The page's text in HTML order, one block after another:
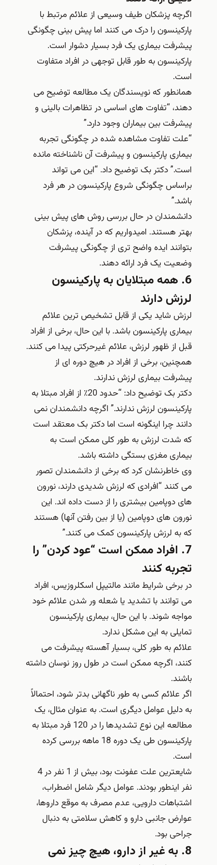
اگرچه پزشکان طیف وسیعی از علائم مرتبط با
پارکینسون را درک می کنند اما پیش بینی چگونگی
پیشرفت بیماری یک فرد بسیار دشوار است.
پارکینسون به طور قابل توجهی در افراد متفاوت
است.
همانطور که نویسندگان یک مطالعه توضیح می
دهند، “تفاوت های اساسی در تظاهرات بالینی و
پیشرفت بین بیماران وجود دارد.”
“علت تفاوت مشاهده شده در چگونگی تجربه
بیماری پارکینسون و پیشرفت آن ناشناخته مانده
است.” دکتر بک توضیح داد. “این می تواند
براساس چگونگی شروع پارکینسون در هر فرد
باشد.”
دانشمندان در حال بررسی روش های پیش بینی
بهتر هستند. امیدواریم که در آینده، پزشکان
بتوانند ایده واضح تری از چگونگی پیشرفت
وضعیت یک فرد ارائه دهند.
6. همه مبتلایان به پارکینسون
لرزش دارند
لرزش شاید یکی از قابل تشخیص ترین علائم
بیماری پارکینسون باشد. با این حال، برخی از افراد
قبل از ظهور لرزش، علائم غیرحرکتی پیدا می کنند.
همچنین، برخی از افراد در هیچ دوره ای از
پیشرفت بیماری لرزش ندارند.
دکتر بک توضیح داد: “حدود 20٪ از افراد مبتلا به
پارکینسون لرزش ندارند.” اگرچه دانشمندان نمی
دانند چرا اینگونه است اما دکتر بک معتقد است
که شدت لرزش به طور کلی ممکن است به
بیماری مغزی بستگی داشته باشد.
وی خاطرنشان كرد كه برخی از دانشمندان تصور
می كنند “افرادی كه لرزش شدیدی دارند، نورون
های دوپامین بیشتری را از دست داده اند. این
نورون های دوپامین (یا از بین رفتن آنها) هستند
که به لرزش پارکینسون کمک می کنند.”
7. افراد ممکن است “عود کردن” را
تجربه کنند
در برخی شرایط مانند مالتیپل اسکلروزیس، افراد
می توانند با تشدید یا شعله ور شدن علائم خود
مواجه شوند. با این حال، بیماری پارکینسون
تمایلی به این مشکل ندارد.
علائم به طور کلی، بسیار آهسته پیشرفت می
کنند، اگرچه ممکن است در طول روز نوسان داشته
باشند.
اگر علائم کسی به طور ناگهانی بدتر شود، احتمالاً
به دلیل عوامل دیگری است. به عنوان مثال، یک
مطالعه این نوع تشدیدها را در 120 فرد مبتلا به
پارکینسون طی یک دوره 18 ماهه بررسی کرده
است.
شایعترین علت عفونت بود، بیش از 1 نفر در 4
نفر اینطور بودند. عوامل دیگر شامل اضطراب،
اشتباهات دارویی، عدم مصرف به موقع داروها،
عوارض جانبی دارو و کاهش سلامتی به دنبال
جراحی بود.
8. به غیر از دارو، هیچ چیز نمی